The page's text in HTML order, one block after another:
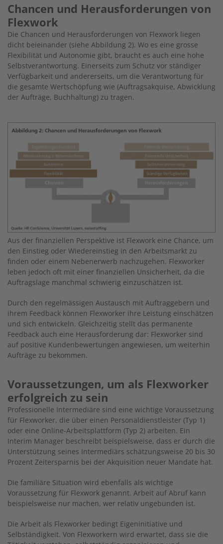
Chancen und Herausforderungen von
Flexwork
Die Chancen und Herausforderungen von Flexwork liegen
dicht beieinander (siehe Abbildung 2). Wo es eine grosse
Flexibilität und Autonomie gibt, braucht es auch eine hohe
Selbstverantwortung. Einerseits zum Schutz vor ständiger
Verfügbarkeit und andererseits, um die Verantwortung für
die gesamte Wertschöpfung wie (Auftragsakquise, Abwicklung
der Aufträge, Buchhaltung) zu tragen.
Image
Aus der finanziellen Perspektive ist Flexwork eine Chance, um
den Einstieg oder Wiedereinstieg in den Arbeitsmarkt zu
finden oder einem Nebenerwerb nachzugehen. Flexworker
leben jedoch oft mit einer finanziellen Unsicherheit, da die
Auftragslage manchmal schwierig einzuschätzen ist.
Durch den regelmässigen Austausch mit Auftraggebern und
ihrem Feedback können Flexworker ihre Leistung einschätzen
und sich entwickeln. Gleichzeitig stellt das permanente
Feedback auch eine Herausforderung dar: Flexworker sind
auf positive Kundenbewertungen angewiesen, um weiterhin
Aufträge zu bekommen.
Voraussetzungen, um als Flexworker
erfolgreich zu sein
Professionelle Intermediäre sind eine wichtige Voraussetzung
für Flexworker, die über einen Personaldienstleister (Typ 1)
oder eine Online-Arbeitsplattform (Typ 2) arbeiten. Ein
Interim Manager beschreibt beispielsweise, dass er durch die
Unterstützung seines Intermediärs schätzungsweise 20 bis 30
Prozent Zeitersparnis bei der Akquisition neuer Mandate hat.
Die familiäre Situation wird ebenfalls als wichtige
Voraussetzung für Flexwork genannt. Arbeit auf Abruf kann
beispielsweise nur machen, wer relativ ungebunden ist.
Die Arbeit als Flexworker bedingt Eigeninitiative und
Selbständigkeit. Von Flexworkern wird erwartet, dass sie die